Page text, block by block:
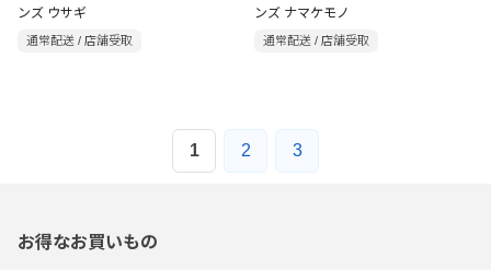
ンズ ウサギ
通常配送 / 店舗受取
ンズ ナマケモノ
通常配送 / 店舗受取
1 2 3
お得なお買いもの